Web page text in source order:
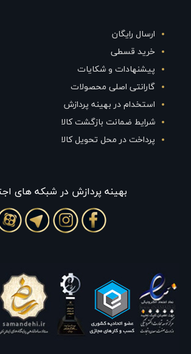
ارسال رایگان
خرید قسطی
پیشنهادات و شکایات
گارانتی اصلی محصولات
استخدام در بهینه پردازش
شرایط ضمانت بازگشت کالا
پرداخت در محل تحویل کالا
بهينه پردازش در شبکه های